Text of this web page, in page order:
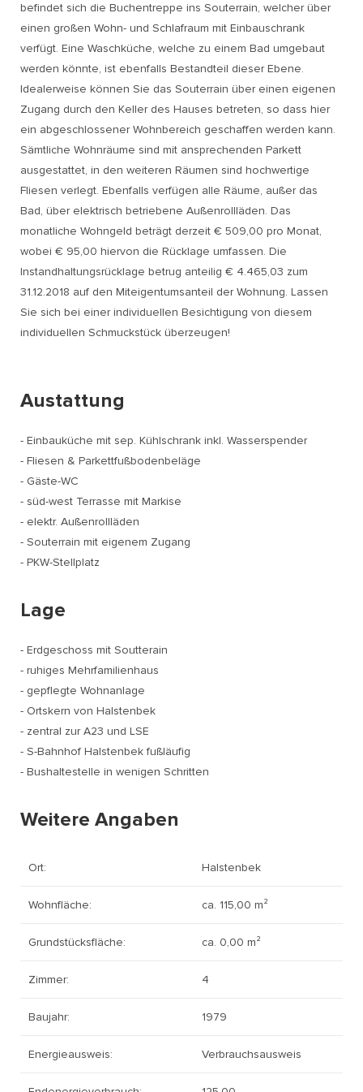
befindet sich die Buchentreppe ins Souterrain, welcher über
einen großen Wohn- und Schlafraum mit Einbauschrank
verfügt. Eine Waschküche, welche zu einem Bad umgebaut
werden könnte, ist ebenfalls Bestandteil dieser Ebene.
Idealerweise können Sie das Souterrain über einen eigenen
Zugang durch den Keller des Hauses betreten, so dass hier
ein abgeschlossener Wohnbereich geschaffen werden kann.
Sämtliche Wohnräume sind mit ansprechenden Parkett
ausgestattet, in den weiteren Räumen sind hochwertige
Fliesen verlegt. Ebenfalls verfügen alle Räume, außer das
Bad, über elektrisch betriebene Außenrollläden. Das
monatliche Wohngeld beträgt derzeit € 509,00 pro Monat,
wobei € 95,00 hiervon die Rücklage umfassen. Die
Instandhaltungsrücklage betrug anteilig € 4.465,03 zum
31.12.2018 auf den Miteigentumsanteil der Wohnung. Lassen
Sie sich bei einer individuellen Besichtigung von diesem
individuellen Schmuckstück überzeugen!
Austattung
- Einbauküche mit sep. Kühlschrank inkl. Wasserspender
- Fliesen & Parkettfußbodenbeläge
- Gäste-WC
- süd-west Terrasse mit Markise
- elektr. Außenrollläden
- Souterrain mit eigenem Zugang
- PKW-Stellplatz
Lage
- Erdgeschoss mit Soutterain
- ruhiges Mehrfamilienhaus
- gepflegte Wohnanlage
- Ortskern von Halstenbek
- zentral zur A23 und LSE
- S-Bahnhof Halstenbek fußläufig
- Bushaltestelle in wenigen Schritten
Weitere Angaben
Ort: Halstenbek
Wohnfläche: ca. 115,00 m²
Grundstücksfläche: ca. 0,00 m²
Zimmer: 4
Baujahr: 1979
Energieausweis: Verbrauchsausweis